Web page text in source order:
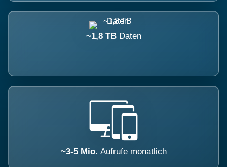
~1,8 TB Daten
~3-5 Mio. Aufrufe monatlich